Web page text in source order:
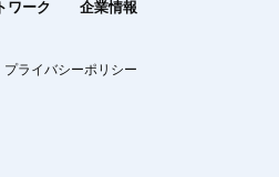
ワーク 企業情報
プライバシーポリシー